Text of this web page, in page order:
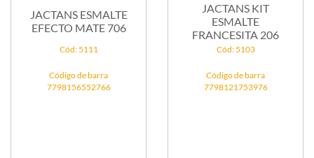
JACTANS ESMALTE
EFECTO MATE 706
Cód: 5111
Código de barra
7798156552766
JACTANS KIT
ESMALTE
FRANCESITA 206
Cód: 5103
Código de barra
7798121753976